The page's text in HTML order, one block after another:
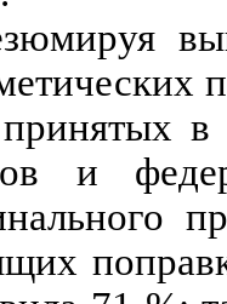
в
и